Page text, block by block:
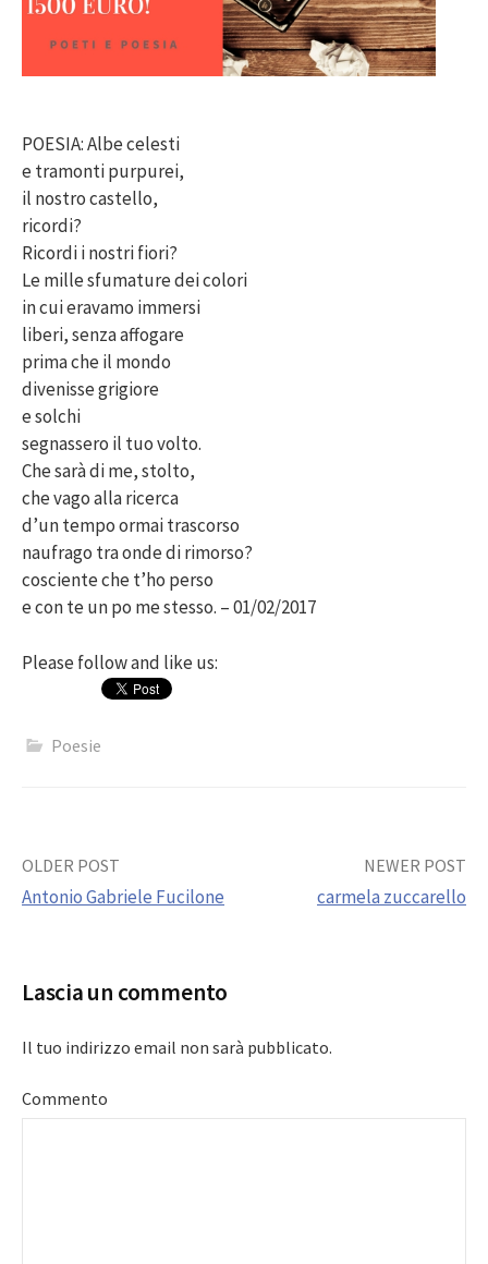
POESIA: Albe celesti
e tramonti purpurei,
il nostro castello,
ricordi?
Ricordi i nostri fiori?
Le mille sfumature dei colori
in cui eravamo immersi
liberi, senza affogare
prima che il mondo
divenisse grigiore
e solchi
segnassero il tuo volto.
Che sarà di me, stolto,
che vago alla ricerca
d’un tempo ormai trascorso
naufrago tra onde di rimorso?
cosciente che t’ho perso
e con te un po me stesso. – 01/02/2017
Please follow and like us:
Poesie
Post
OLDER POST
Antonio Gabriele Fucilone
NEWER POST
carmela zuccarello
Lascia un commento
Il tuo indirizzo email non sarà pubblicato.
Commento